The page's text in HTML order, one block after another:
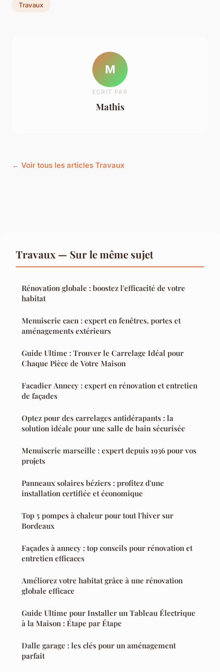
Travaux
M
ECRIT PAR
Mathis
← Voir tous les articles Travaux
Travaux — Sur le même sujet
Rénovation globale : boostez l'efficacité de votre
habitat
Menuiserie caen : expert en fenêtres, portes et
aménagements extérieurs
Guide Ultime : Trouver le Carrelage Idéal pour
Chaque Pièce de Votre Maison
Facadier Annecy : expert en rénovation et entretien
de façades
Optez pour des carrelages antidérapants : la
solution idéale pour une salle de bain sécurisée
Menuiserie marseille : expert depuis 1936 pour vos
projets
Panneaux solaires béziers : profitez d'une
installation certifiée et économique
Top 5 pompes à chaleur pour tout l'hiver sur
Bordeaux
Façades à annecy : top conseils pour rénovation et
entretien efficaces
Améliorez votre habitat grâce à une rénovation
globale efficace
Guide Ultime pour Installer un Tableau Électrique
à la Maison : Étape par Étape
Dalle garage : les clés pour un aménagement
parfait